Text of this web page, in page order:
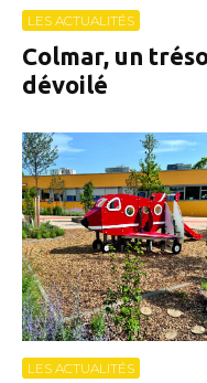
LES ACTUALITÉS
Colmar, un
dévoilé
LES ACTUALITÉS